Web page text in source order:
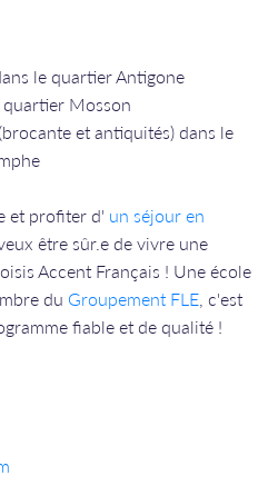
le quartier Antigone
Mosson
et antiquités) dans le
et profiter d' un séjour en
être sûr.e de vivre une
Accent Français ! Une école
du Groupement FLE, c'est
fiable et de qualité !